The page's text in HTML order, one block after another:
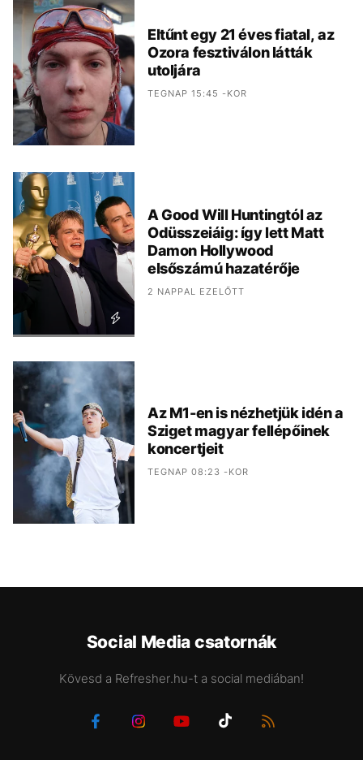
Eltűnt egy 21 éves fiatal, az
Ozora fesztiválon látták
utoljára
TEGNAP 15:45 -KOR
A Good Will Huntingtól az
Odüsszeiáig: így lett Matt
Damon Hollywood
elsőszámú hazatérője
2 NAPPAL EZELŐTT
Az M1-en is nézhetjük idén a
Sziget magyar fellépőinek
koncertjeit
TEGNAP 08:23 -KOR
Social Media csatornák
Kövesd a Refresher.hu-t a social mediában!